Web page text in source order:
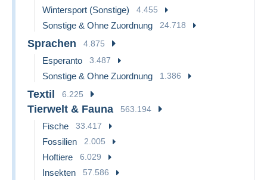
Wintersport (Sonstige) 4.455
Sonstige & Ohne Zuordnung 24.718
Sprachen 4.875
Esperanto 3.487
Sonstige & Ohne Zuordnung 1.386
Textil 6.225
Tierwelt & Fauna 563.194
Fische 33.417
Fossilien 2.005
Hoftiere 6.029
Insekten 57.586